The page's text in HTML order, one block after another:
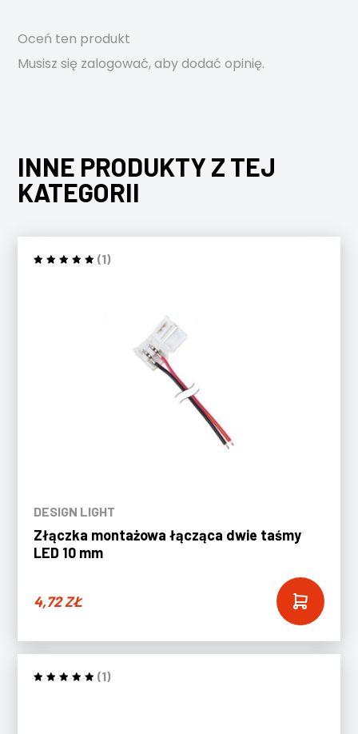
Oceń ten produkt
Musisz się zalogować, aby dodać opinię.
INNE PRODUKTY Z TEJ
KATEGORII
(1)
DESIGN LIGHT
Złączka montażowa łącząca dwie taśmy
LED 10 mm
4,72ZŁ
(1)